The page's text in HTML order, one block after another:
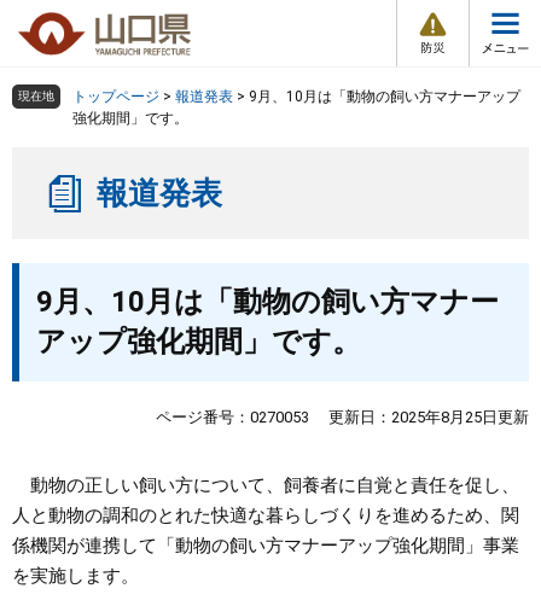
の
ー
情
報
メ
ュ
組織で探す
くらし・環境
しごと・産業・観光
まちづくり
検索の仕方 組織で探す
現在地 トップページ > 報道発表 > 9月、10月は「動物の飼い方マナーアップ
強化期間」です。
報道発表
9月、10月は「動物の飼い方マナー
アップ強化期間」です。
ページ番号：0270053 更新日：2025年8月25日更新
動物の正しい飼い方について、飼養者に自覚と責任を促し、
人と動物の調和のとれた快適な暮らしづくりを進めるため、関
係機関が連携して「動物の飼い方マナーアップ強化期間」事業
を実施します。